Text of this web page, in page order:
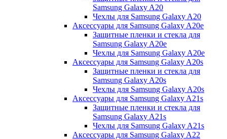
Samsung Galaxy A20
Чехлы для Samsung Galaxy A20
Аксессуары для Samsung Galaxy A20e
Защитные пленки и стекла для
Samsung Galaxy A20e
Чехлы для Samsung Galaxy A20e
Аксессуары для Samsung Galaxy A20s
Защитные пленки и стекла для
Samsung Galaxy A20s
Чехлы для Samsung Galaxy A20s
Аксессуары для Samsung Galaxy A21s
Защитные пленки и стекла для
Samsung Galaxy A21s
Чехлы для Samsung Galaxy A21s
Аксессуары для Samsung Galaxy A22